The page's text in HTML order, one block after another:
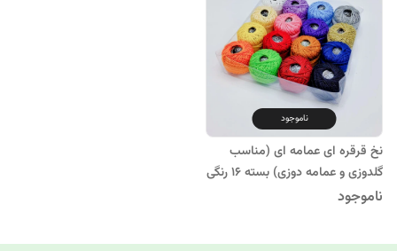
ناموجود
نخ قرقره ای عمامه ای (مناسب
گلدوزی و عمامه دوزی) بسته 16 رنگی
(خیاطی و خرازی)
ناموجود